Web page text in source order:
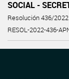
SOCIAL -
Resolución 436/2022
RESOL-2022-436-